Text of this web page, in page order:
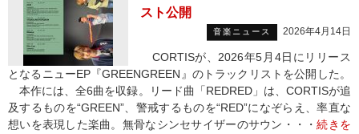
スト公開
音楽ニュース 2026年4月14日
CORTISが、2026年5月4日にリリース
となるニューEP『GREENGREEN』のトラックリストを公開した。
本作には、全6曲を収録。リード曲「REDRED」は、CORTISが追
及するものを“GREEN”、警戒するものを“RED”になぞらえ、率直な
想いを表現した楽曲。無骨なシンセサイザーのサウン・・・続きを